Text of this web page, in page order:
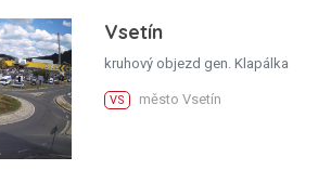
Vsetín
kruhový objezd gen. Klapálka
VS město Vsetín